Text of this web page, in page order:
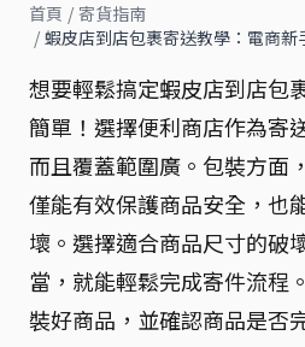
首頁 / 寄貨指南
/ 蝦皮店到店包裹寄送教學：電商新
想要輕鬆搞定蝦皮店到店包
簡單！選擇便利商店作為寄
而且覆蓋範圍廣。包裝方面
僅能有效保護商品安全，也
壞。選擇適合商品尺寸的破
當，就能輕鬆完成寄件流程
裝好商品，並確認商品是否